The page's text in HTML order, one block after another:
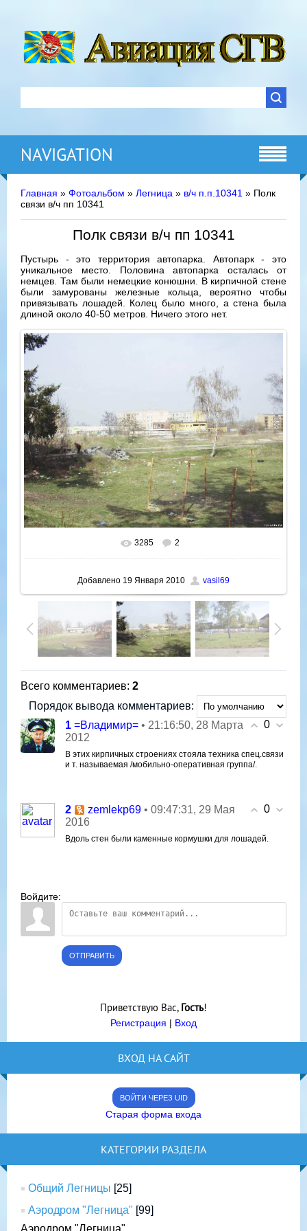
NAVIGATION
Главная » Фотоальбом » Легница » в/ч п.п.10341 » Полк
связи в/ч пп 10341
Полк связи в/ч пп 10341
Пустырь - это территория автопарка. Автопарк - это
уникальное место. Половина автопарка осталась от
немцев. Там были немецкие конюшни. В кирпичной стене
были замурованы железные кольца, вероятно чтобы
привязывать лошадей. Колец было много, а стена была
длиной около 40-50 метров. Ничего этого нет.
В реальном размере 1024x768
3285 2
Добавлено 19 Января 2010 vasil69
Всего комментариев: 2
Порядок вывода комментариев:
0
1 =Владимир= • 21:16:50, 28 Марта
2012
В этих кирпичных строениях стояла техника спец.связи
и т. называемая /мобильно-оперативная группа/.
0
2 zemlekp69 • 09:47:31, 29 Мая
2016
Вдоль стен были каменные кормушки для лошадей.
Войдите:
ОТПРАВИТЬ
Приветствую Вас, Гость!
Регистрация | Вход
ВХОД НА САЙТ
ВОЙТИ ЧЕРЕЗ UID
Старая форма входа
КАТЕГОРИИ РАЗДЕЛА
Общий Легницы [25]
Аэродром "Легница" [99]